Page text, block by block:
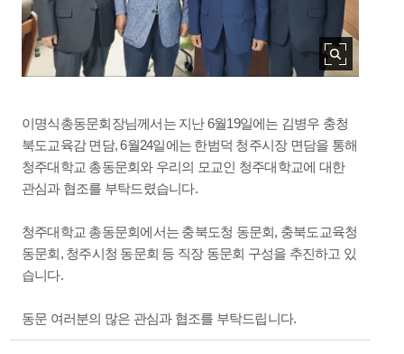
이명식총동문회장님께서는 지난 6월19일에는 김병우 충청
북도교육감 면담, 6월24일에는 한범덕 청주시장 면담을 통해
청주대학교 총동문회와 우리의 모교인 청주대학교에 대한
관심과 협조를 부탁드렸습니다.
청주대학교 총동문회에서는 충북도청 동문회, 충북도교육청
동문회, 청주시청 동문회 등 직장 동문회 구성을 추진하고 있
습니다.
동문 여러분의 많은 관심과 협조를 부탁드립니다.